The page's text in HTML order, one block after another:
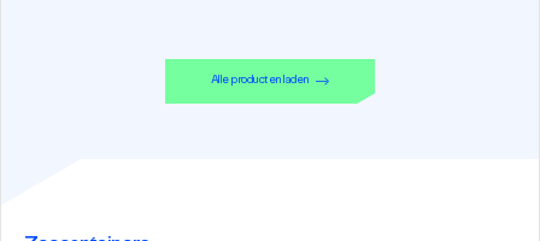
Alle producten laden